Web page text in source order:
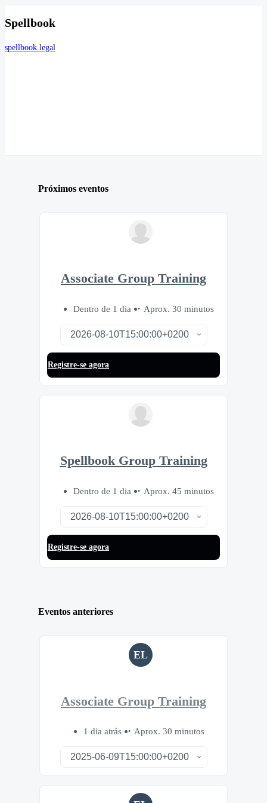
Spellbook
spellbook.legal
Próximos eventos
Associate Group Training
Dentro de 1 dia Aprox. 30 minutos
Registre-se agora
Spellbook Group Training
Dentro de 1 dia Aprox. 45 minutos
Registre-se agora
Eventos anteriores
EL
Associate Group Training
1 dia atrás Aprox. 30 minutos